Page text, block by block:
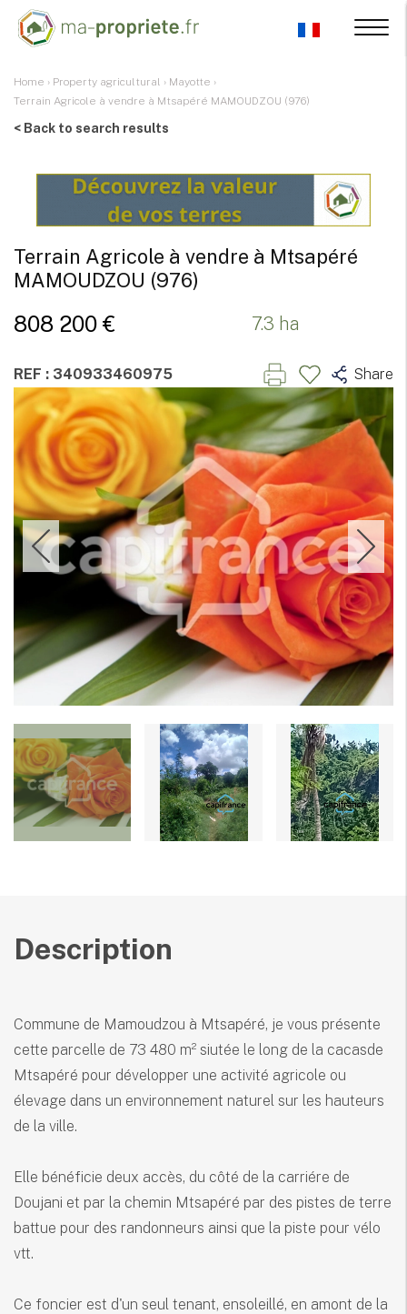
Home › Property agricultural › Mayotte ›
Terrain Agricole à vendre à Mtsapéré MAMOUDZOU (976)
< Back to search results
Terrain Agricole à vendre à Mtsapéré
MAMOUDZOU (976)
808 200 € 7.3 ha
REF : 340933460975 Share
Description
Commune de Mamoudzou à Mtsapéré, je vous présente
cette parcelle de 73 480 m² siutée le long de la cacasde
Mtsapéré pour développer une activité agricole ou
élevage dans un environnement naturel sur les hauteurs
de la ville.
Elle bénéficie deux accès, du côté de la carriére de
Doujani et par la chemin Mtsapéré par des pistes de terre
battue pour des randonneurs ainsi que la piste pour vélo
vtt.
Ce foncier est d'un seul tenant, ensoleillé, en amont de la